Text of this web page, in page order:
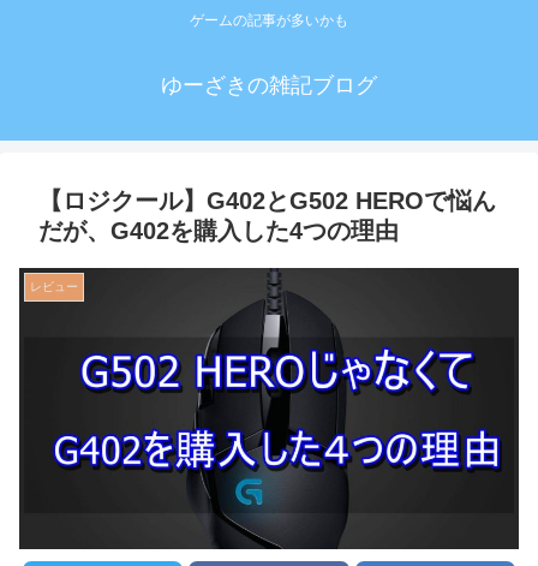
ゲームの記事が多いかも
ゆーざきの雑記ブログ
【ロジクール】G402とG502 HEROで悩ん
だが、G402を購入した4つの理由
レビュー